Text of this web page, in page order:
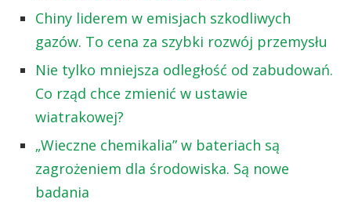
Chiny liderem w emisjach szkodliwych
gazów. To cena za szybki rozwój przemysłu
Nie tylko mniejsza odległość od zabudowań.
Co rząd chce zmienić w ustawie
wiatrakowej?
„Wieczne chemikalia” w bateriach są
zagrożeniem dla środowiska. Są nowe
badania